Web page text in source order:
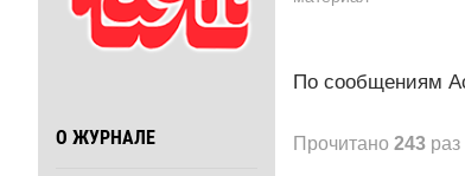
О ЖУРНАЛЕ
По сообщениям
Прочитано 243 раз